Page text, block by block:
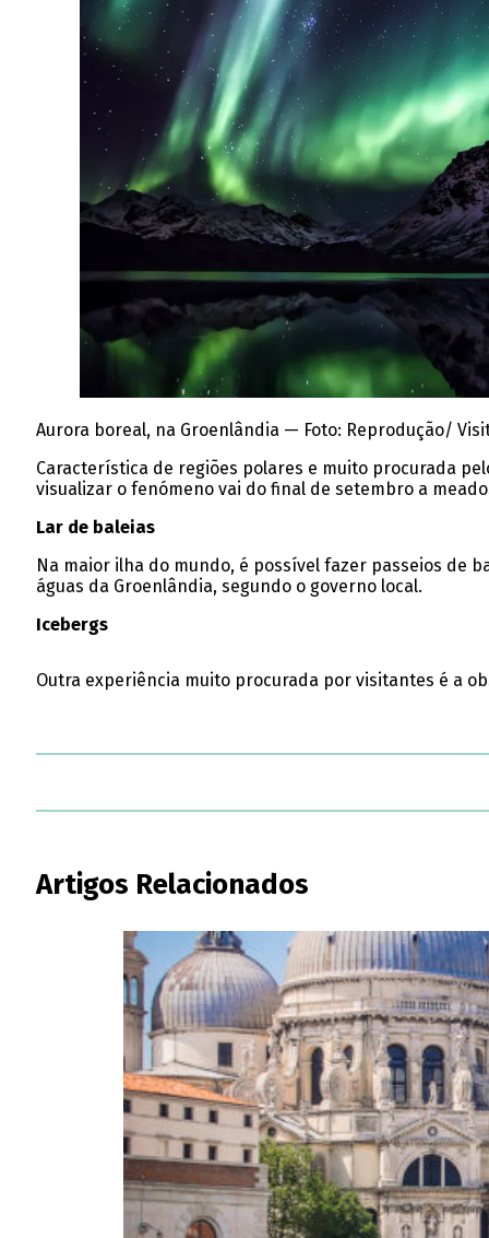
Aurora boreal, na Groenlândia — Foto: Reprodução/
Característica de regiões polares e muito procurada
visualizar o fenómeno vai do final de setembro a
​Lar de baleias
Na maior ilha do mundo, é possível fazer passeios de
águas da Groenlândia, segundo o governo local.
Icebergs
Outra experiência muito procurada por visitantes é a
Artigos Relacionados